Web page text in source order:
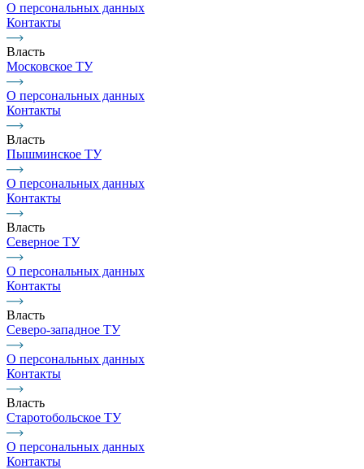
О персональных данных
Контакты
Власть
Московское ТУ
О персональных данных
Контакты
Власть
Пышминское ТУ
О персональных данных
Контакты
Власть
Северное ТУ
О персональных данных
Контакты
Власть
Северо-западное ТУ
О персональных данных
Контакты
Власть
Старотобольское ТУ
О персональных данных
Контакты